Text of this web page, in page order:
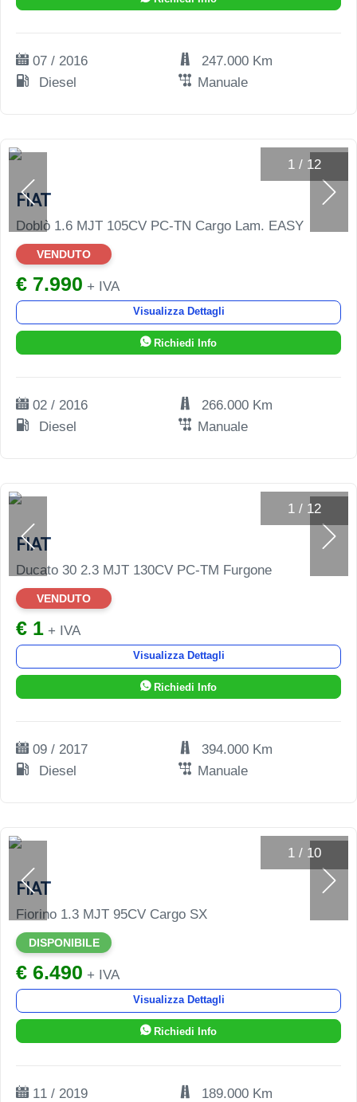
07 / 2016
247.000 Km
Diesel
Manuale
1 / 12
FIAT
Doblò 1.6 MJT 105CV PC-TN Cargo Lam. EASY
VENDUTO
€ 7.990 + IVA
Visualizza Dettagli
Richiedi Info
02 / 2016
266.000 Km
Diesel
Manuale
1 / 12
FIAT
Ducato 30 2.3 MJT 130CV PC-TM Furgone
VENDUTO
€ 1 + IVA
Visualizza Dettagli
Richiedi Info
09 / 2017
394.000 Km
Diesel
Manuale
1 / 10
FIAT
Fiorino 1.3 MJT 95CV Cargo SX
DISPONIBILE
€ 6.490 + IVA
Visualizza Dettagli
Richiedi Info
11 / 2019
189.000 Km